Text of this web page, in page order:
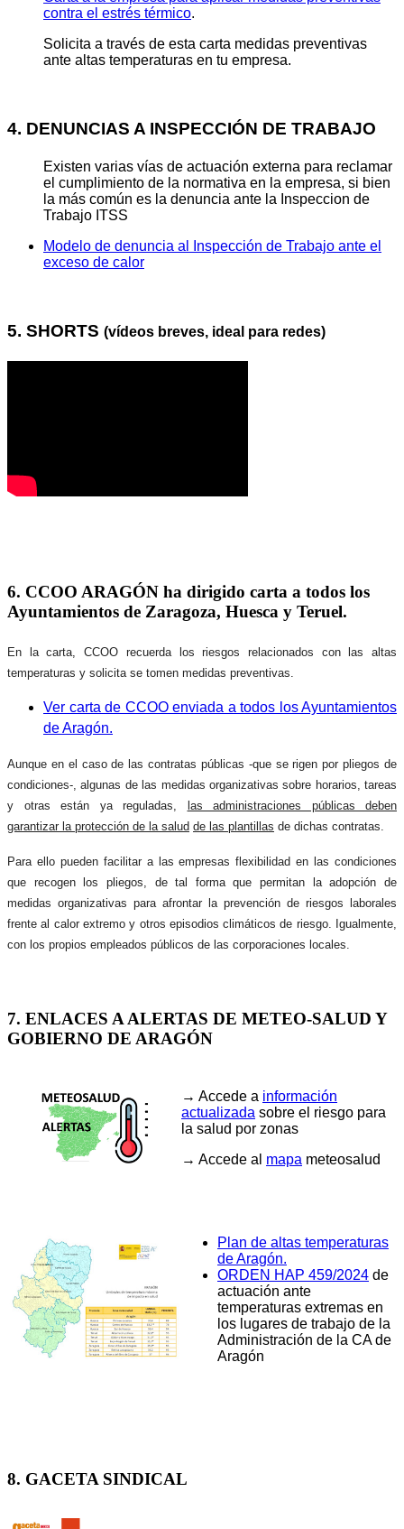
contra el estrés térmico.
Solicita a través de esta carta medidas preventivas
ante altas temperaturas en tu empresa.
4. DENUNCIAS A INSPECCIÓN DE TRABAJO
Existen varias vías de actuación externa para reclamar
el cumplimiento de la normativa en la empresa, si bien
la más común es la denuncia ante la Inspeccion de
Trabajo ITSS
Modelo de denuncia al Inspección de Trabajo ante el
exceso de calor
5. SHORTS (vídeos breves, ideal para redes)
6. CCOO ARAGÓN ha dirigido carta a todos los
Ayuntamientos de Zaragoza, Huesca y Teruel.
En la carta, CCOO recuerda los riesgos relacionados con las altas
temperaturas y solicita se tomen medidas preventivas.
Ver carta de CCOO enviada a todos los Ayuntamientos
de Aragón.
Aunque en el caso de las contratas públicas -que se rigen por pliegos de
condiciones-, algunas de las medidas organizativas sobre horarios, tareas
y otras están ya reguladas,
las administraciones públicas deben
garantizar la protección de la salud de las plantillas de dichas contratas.
Para ello pueden facilitar a las empresas flexibilidad en las condiciones
que recogen los pliegos, de tal forma que permitan la adopción de
medidas organizativas para afrontar la prevención de riesgos laborales
frente al calor extremo y otros episodios climáticos de riesgo. Igualmente,
con los propios empleados públicos de las corporaciones locales.
7. ENLACES A ALERTAS DE METEO-SALUD Y
GOBIERNO DE ARAGÓN
→ Accede a información
actualizada sobre el riesgo para
la salud por zonas
→ Accede al mapa meteosalud
Plan de altas temperaturas
de Aragón.
ORDEN HAP 459/2024 de
actuación ante
temperaturas extremas en
los lugares de trabajo de la
Administración de la CA de
Aragón
8. GACETA SINDICAL